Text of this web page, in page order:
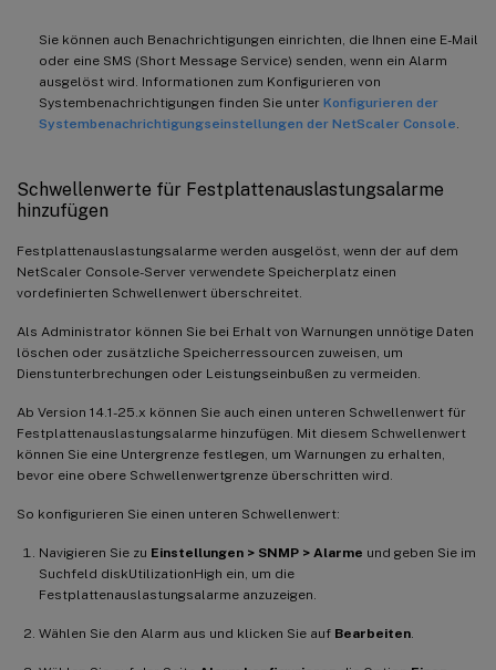
Sie können auch Benachrichtigungen einrichten, die Ihnen eine E-Mail
oder eine SMS (Short Message Service) senden, wenn ein Alarm
ausgelöst wird. Informationen zum Konfigurieren von
Systembenachrichtigungen finden Sie unter Konfigurieren der
Systembenachrichtigungseinstellungen der NetScaler Console.
Schwellenwerte für Festplattenauslastungsalarme
hinzufügen
Festplattenauslastungsalarme werden ausgelöst, wenn der auf dem
NetScaler Console-Server verwendete Speicherplatz einen
vordefinierten Schwellenwert überschreitet.
Als Administrator können Sie bei Erhalt von Warnungen unnötige Daten
löschen oder zusätzliche Speicherressourcen zuweisen, um
Dienstunterbrechungen oder Leistungseinbußen zu vermeiden.
Ab Version 14.1-25.x können Sie auch einen unteren Schwellenwert für
Festplattenauslastungsalarme hinzufügen. Mit diesem Schwellenwert
können Sie eine Untergrenze festlegen, um Warnungen zu erhalten,
bevor eine obere Schwellenwertgrenze überschritten wird.
So konfigurieren Sie einen unteren Schwellenwert:
Navigieren Sie zu Einstellungen > SNMP > Alarme und geben Sie im
Suchfeld diskUtilizationHigh ein, um die
Festplattenauslastungsalarme anzuzeigen.
Wählen Sie den Alarm aus und klicken Sie auf Bearbeiten.